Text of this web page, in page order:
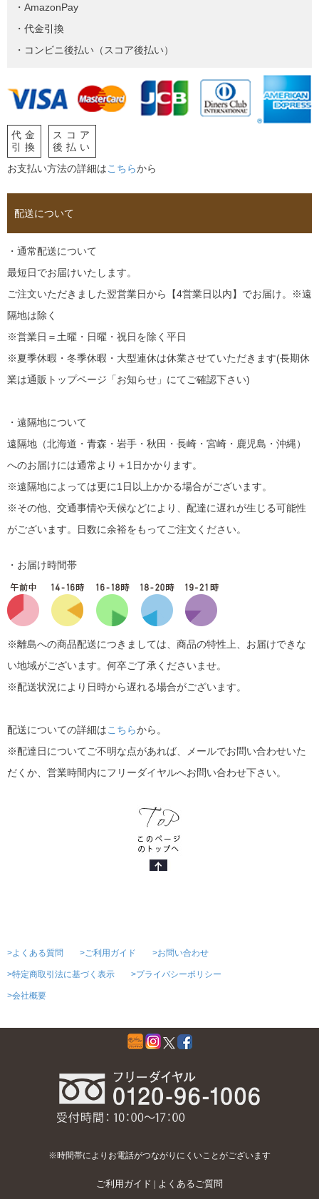
・AmazonPay
・代金引換
・コンビニ後払い（スコア後払い）
代金
引換
スコア
後払い
お支払い方法の詳細はこちらから
配送について
・通常配送について
最短日でお届けいたします。
ご注文いただきました翌営業日から【4営業日以内】でお届け。※遠
隔地は除く
※営業日＝土曜・日曜・祝日を除く平日
※夏季休暇・冬季休暇・大型連休は休業させていただきます(長期休
業は通販トップページ「お知らせ」にてご確認下さい)
・遠隔地について
遠隔地（北海道・青森・岩手・秋田・長崎・宮崎・鹿児島・沖縄）
へのお届けには通常より＋1日かかります。
※遠隔地によっては更に1日以上かかる場合がございます。
※その他、交通事情や天候などにより、配達に遅れが生じる可能性
がございます。日数に余裕をもってご注文ください。
・お届け時間帯
※離島への商品配送につきましては、商品の特性上、お届けできな
い地域がございます。何卒ご了承くださいませ。
※配送状況により日時から遅れる場合がございます。
配送についての詳細はこちらから。
※配達日についてご不明な点があれば、メールでお問い合わせいた
だくか、営業時間内にフリーダイヤルへお問い合わせ下さい。
>よくある質問 >ご利用ガイド >お問い合わせ
>特定商取引法に基づく表示 >プライバシーポリシー
>会社概要
※時間帯によりお電話がつながりにくいことがございます
ご利用ガイド | よくあるご質問